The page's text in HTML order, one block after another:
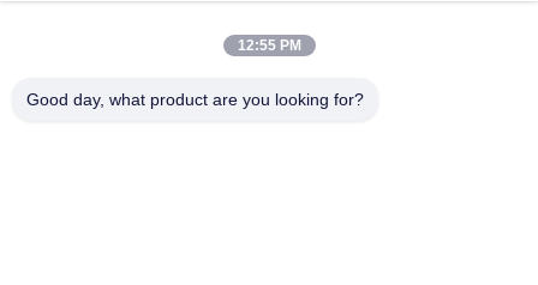
Rumah
Produk
12:55 PM
Good day, what product are you looking for?